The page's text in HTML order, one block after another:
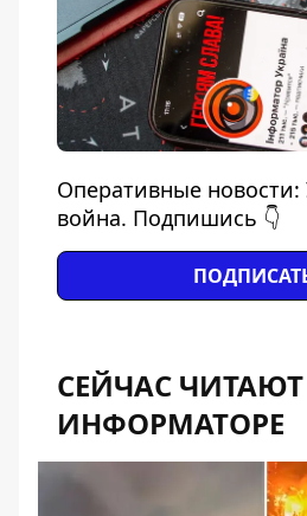
Оперативные
война. Подпишись 👇
СЕЙЧАС
ИНФОРМАТОРЕ